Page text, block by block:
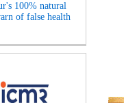
100% natural
of false health